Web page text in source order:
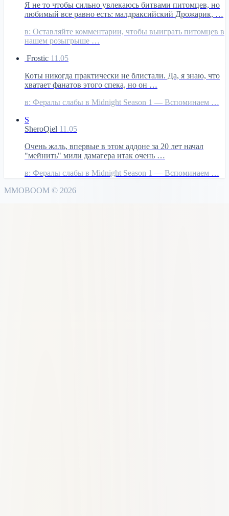
Я не то чтобы сильно увлекаюсь битвами питомцев, но
любимый все равно есть: малдраксийский Дрожарик, …
в: Оставляйте комментарии, чтобы выиграть питомцев в
нашем розыгрыше …
Frostic 11.05
Коты никогда практически не блистали. Да, я знаю, что
хватает фанатов этого спека, но он …
в: Фералы слабы в Midnight Season 1 — Вспоминаем …
S
SheroQiel 11.05
Очень жаль, впервые в этом аддоне за 20 лет начал
"мейнить" мили дамагера итак очень …
в: Фералы слабы в Midnight Season 1 — Вспоминаем …
MMOBOOM © 2026